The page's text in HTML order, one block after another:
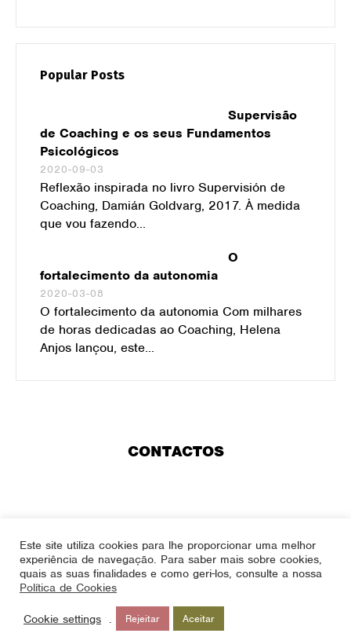
Popular Posts
Supervisão
de Coaching e os seus Fundamentos
Psicológicos
2020-09-03
Reflexão inspirada no livro Supervisión de
Coaching, Damián Goldvarg, 2017. À medida
que vou fazendo...
O
fortalecimento da autonomia
2020-03-08
O fortalecimento da autonomia Com milhares
de horas dedicadas ao Coaching, Helena
Anjos lançou, este...
CONTACTOS
(+351) 968 730 387
Este site utiliza cookies para lhe proporcionar uma melhor
experiência de navegação. Para saber mais sobre cookies,
quais as suas finalidades e como geri-los, consulte a nossa
Política de Cookies
Cookie settings Rejeitar Aceitar